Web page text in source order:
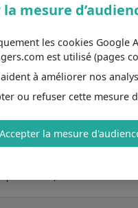
découvrez le réfrigérateur
principales
moyennes
système traditionnel
: 160 / 57 / 54
mesure
les cookies Google
est utilisé (pages
à améliorer nos
ou refuser cette mesure
Accepter la mesure